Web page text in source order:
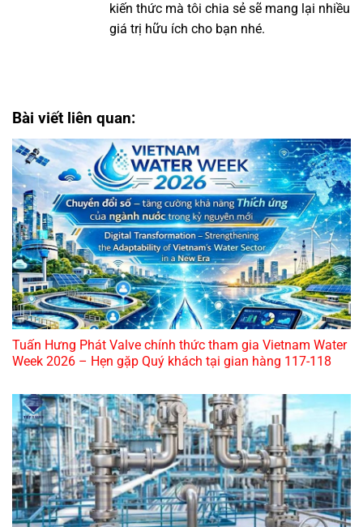
kiến thức mà tôi chia sẻ sẽ mang lại nhiều
giá trị hữu ích cho bạn nhé.
Bài viết liên quan:
Tuấn Hưng Phát Valve chính thức tham gia Vietnam Water
Week 2026 – Hẹn gặp Quý khách tại gian hàng 117-118